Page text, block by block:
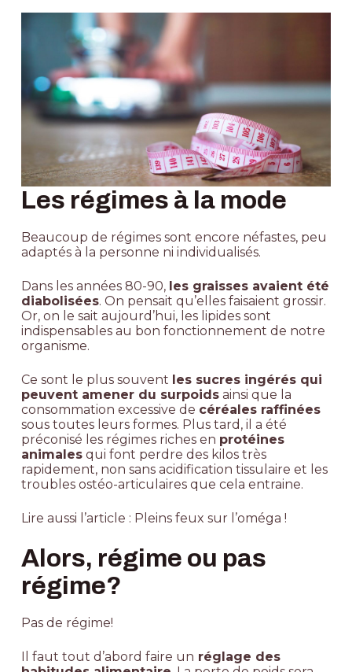
Les régimes à la mode
Beaucoup de régimes sont encore néfastes, peu
adaptés à la personne ni individualisés.
Dans les années 80-90, les graisses avaient été
diabolisées. On pensait qu’elles faisaient grossir.
Or, on le sait aujourd’hui, les lipides sont
indispensables au bon fonctionnement de notre
organisme.
Ce sont le plus souvent les sucres ingérés qui
peuvent amener du surpoidsainsi que la
consommation excessive de céréales raffinées
sous toutes leurs formes. Plus tard, il a été
préconisé les régimes riches en protéines
animalesqui font perdre des kilos très
rapidement, non sans acidification tissulaire et les
troubles ostéo-articulaires que cela entraine.
Lire aussi l’article : Pleins feux sur l’oméga !
Alors, régime ou pas
régime?
Pas de régime!
Il faut tout d’abord faire un réglage des